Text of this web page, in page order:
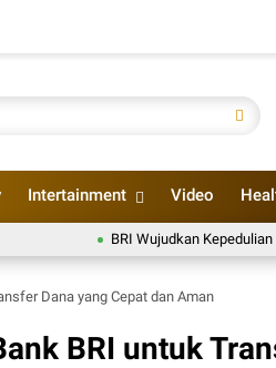
Intertainment Video
BRI Wujudkan Kepedulian Sosial
Dana yang Cepat dan Aman
BRI untuk